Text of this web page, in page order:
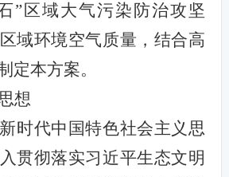
”区域大气污染防治攻坚
域环境空气质量，结合高
定本方案。
想
时代中国特色社会主义思
贯彻落实习近平生态文明